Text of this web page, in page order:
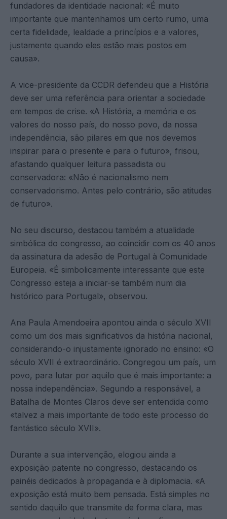
fundadores da identidade nacional: «É muito
importante que mantenhamos um certo rumo, uma
certa fidelidade, lealdade a princípios e a valores,
justamente quando eles estão mais postos em
causa».
A vice-presidente da CCDR defendeu que a História
deve ser uma referência para orientar a sociedade
em tempos de crise. «A História, a memória e os
valores do nosso país, do nosso povo, da nossa
independência, são pilares em que nos devemos
inspirar para o presente e para o futuro», frisou,
afastando qualquer leitura passadista ou
conservadora: «Não é nacionalismo nem
conservadorismo. Antes pelo contrário, são atitudes
de futuro».
No seu discurso, destacou também a atualidade
simbólica do congresso, ao coincidir com os 40 anos
da assinatura da adesão de Portugal à Comunidade
Europeia. «É simbolicamente interessante que este
Congresso esteja a iniciar-se também num dia
histórico para Portugal», observou.
Ana Paula Amendoeira apontou ainda o século XVII
como um dos mais significativos da história nacional,
considerando-o injustamente ignorado no ensino: «O
século XVII é extraordinário. Congregou um país, um
povo, para lutar por aquilo que é mais importante: a
nossa independência». Segundo a responsável, a
Batalha de Montes Claros deve ser entendida como
«talvez a mais importante de todo este processo do
fantástico século XVII».
Durante a sua intervenção, elogiou ainda a
exposição patente no congresso, destacando os
painéis dedicados à propaganda e à diplomacia. «A
exposição está muito bem pensada. Está simples no
sentido daquilo que transmite de forma clara, mas